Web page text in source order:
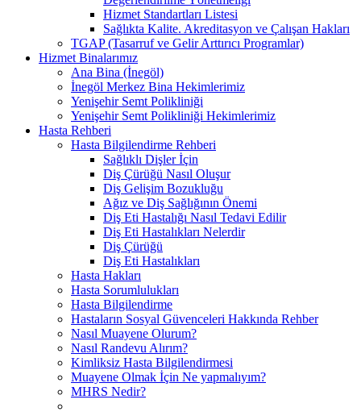
Hizmet Standartları Listesi
Sağlıkta Kalite. Akreditasyon ve Çalışan Hakları
TGAP (Tasarruf ve Gelir Arttırıcı Programlar)
Hizmet Binalarımız
Ana Bina (İnegöl)
İnegöl Merkez Bina Hekimlerimiz
Yenişehir Semt Polikliniği
Yenişehir Semt Polikliniği Hekimlerimiz
Hasta Rehberi
Hasta Bilgilendirme Rehberi
Sağlıklı Dişler İçin
Diş Çürüğü Nasıl Oluşur
Diş Gelişim Bozukluğu
Ağız ve Diş Sağlığının Önemi
Diş Eti Hastalığı Nasıl Tedavi Edilir
Diş Eti Hastalıkları Nelerdir
Diş Çürüğü
Diş Eti Hastalıkları
Hasta Hakları
Hasta Sorumlulukları
Hasta Bilgilendirme
Hastaların Sosyal Güvenceleri Hakkında Rehber
Nasıl Muayene Olurum?
Nasıl Randevu Alırım?
Kimliksiz Hasta Bilgilendirmesi
Muayene Olmak İçin Ne yapmalıyım?
MHRS Nedir?